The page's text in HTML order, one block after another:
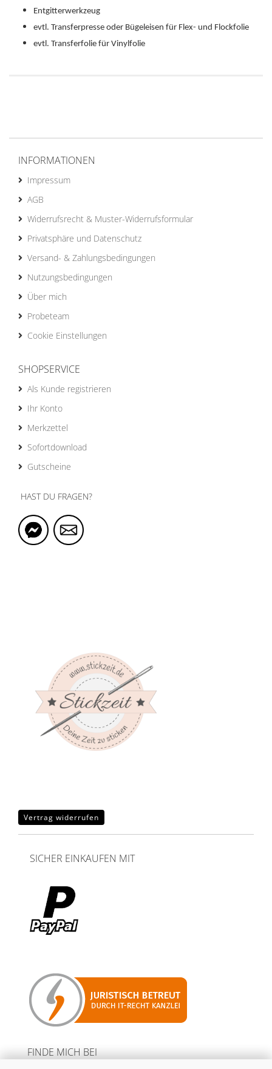
Entgitterwerkzeug
evtl. Transferpresse oder Bügeleisen für Flex- und Flockfolie
evtl. Transferfolie für Vinylfolie
INFORMATIONEN
Impressum
AGB
Widerrufsrecht & Muster-Widerrufsformular
Privatsphäre und Datenschutz
Versand- & Zahlungsbedingungen
Nutzungsbedingungen
Über mich
Probeteam
Cookie Einstellungen
SHOPSERVICE
Als Kunde registrieren
Ihr Konto
Merkzettel
Sofortdownload
Gutscheine
HAST DU FRAGEN?
Vertrag widerrufen
SICHER EINKAUFEN MIT
FINDE MICH BEI